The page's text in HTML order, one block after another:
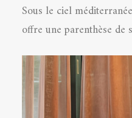
Sous le ciel
offre une parenthèse